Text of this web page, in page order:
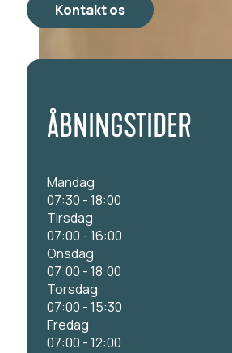
Kontakt os
ÅBNINGSTIDER
Mandag
07:30 - 18:00
Tirsdag
07:00 - 16:00
Onsdag
07:00 - 18:00
Torsdag
07:00 - 15:30
Fredag
07:00 - 12:00